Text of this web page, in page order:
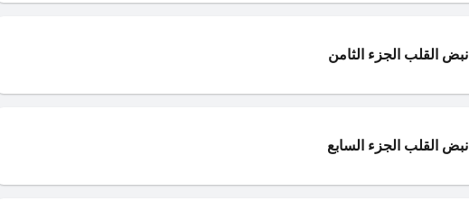
نبض القلب الجزء الثامن
نبض القلب الجزء السابع